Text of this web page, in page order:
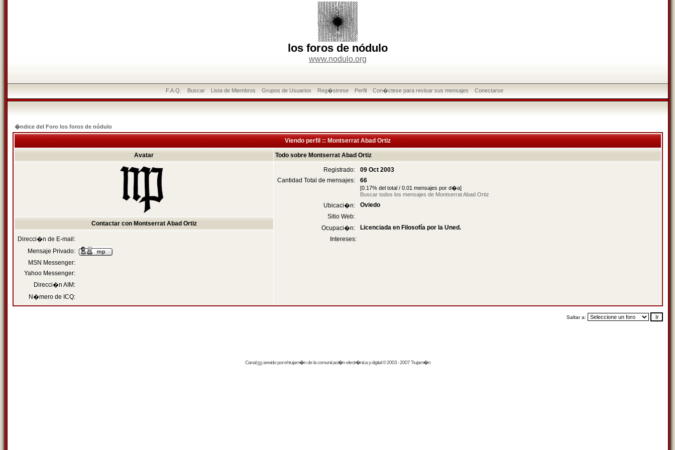
los foros de nódulo
www.nodulo.org
F.A.Q. Buscar Lista de Miembros Grupos de Usuarios Reg�strese Perfil Con�ctese para revisar sus mensajes Conectarse
�ndice del Foro los foros de nódulo
Viendo perfil :: Montserrat Abad Ortiz
Avatar Todo sobre Montserrat Abad Ortiz
Registrado:
09 Oct 2003
Cantidad Total de mensajes:
66
[0.17% del total / 0.01 mensajes por d�a]
Buscar todos los mensajes de Montserrat Abad Ortiz
Ubicaci�n:
Oviedo
Sitio Web:
Ocupaci�n:
Licenciada en Filosofía por la Uned.
Intereses:
Contactar con Montserrat Abad Ortiz
Direcci�n de E-mail:
Mensaje Privado:
MSN Messenger:
Yahoo Messenger:
Direcci�n AIM:
N�mero de ICQ:
Saltar a:
Canalrssservido por eltrujam�nde la comunicaci�n electr�nica y digital © 2003 - 2007 Trujam�n